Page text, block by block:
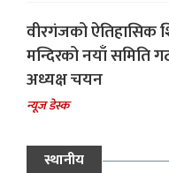
वीरगंजको ऐतिहासिक
मन्दिरको नयाँ समिति
अध्यक्ष चयन
न्यूज डेस्क
स्थानीय